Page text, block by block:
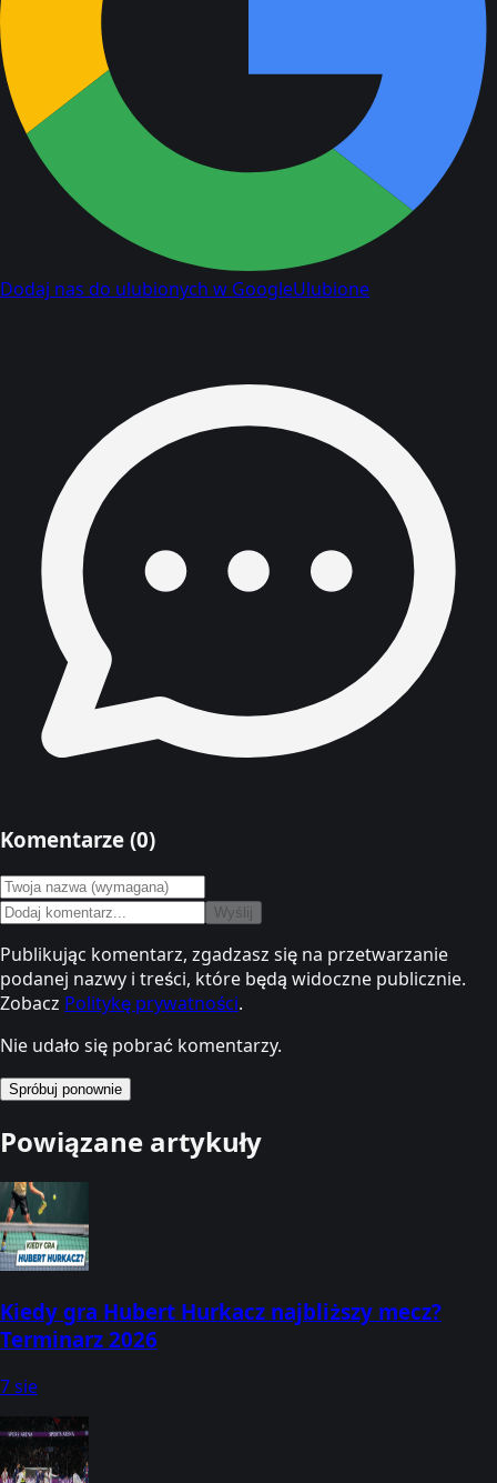
Dodaj nas do ulubionych w GoogleUlubione
Komentarze (0)
Wyślij
Publikując komentarz, zgadzasz się na przetwarzanie
podanej nazwy i treści, które będą widoczne publicznie.
Zobacz Politykę prywatności.
Nie udało się pobrać komentarzy.
Spróbuj ponownie
Powiązane artykuły
Kiedy gra Hubert Hurkacz najbliższy mecz?
Terminarz 2026
7 sie